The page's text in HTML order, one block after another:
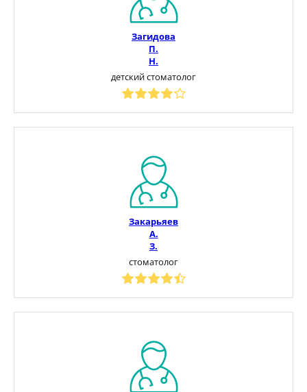
Загидова
П.
Н.
детский стоматолог
Закарьяев
А.
З.
стоматолог